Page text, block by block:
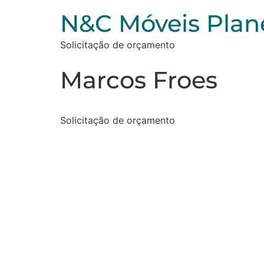
N&C Móveis
Solicitação de orçamento
Marcos Froes
Solicitação de orçamento